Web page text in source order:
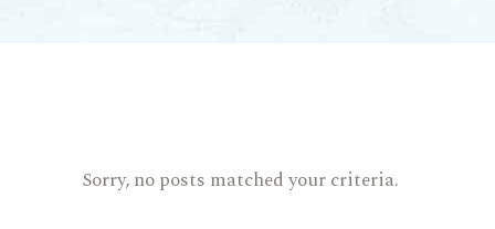
Sorry, no posts matched your criteria.